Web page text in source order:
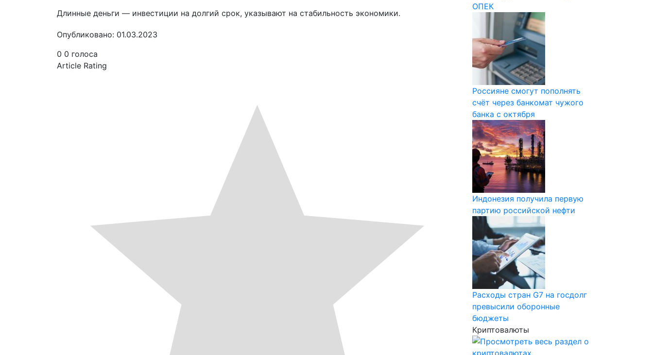
Длинные деньги — инвестиции на долгий срок, указывают на стабильность экономики.
Опубликовано: 01.03.2023
0 0 голоса
Article Rating
ОПЕК
Россияне смогут пополнять
счёт через банкомат чужого
банка с октября
Индонезия получила первую
партию российской нефти
Расходы стран G7 на госдолг
превысили оборонные
бюджеты
Криптовалюты